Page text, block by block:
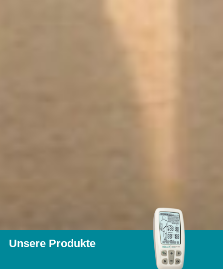
Unsere Produkte